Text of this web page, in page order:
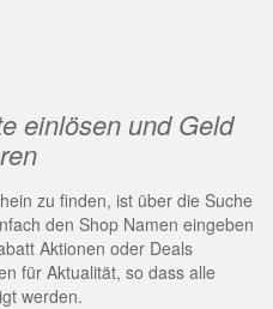
einlösen und Geld
zu finden, ist über die Suche
den Shop Namen eingeben
Aktionen oder Deals
für Aktualität, so dass alle
werden.